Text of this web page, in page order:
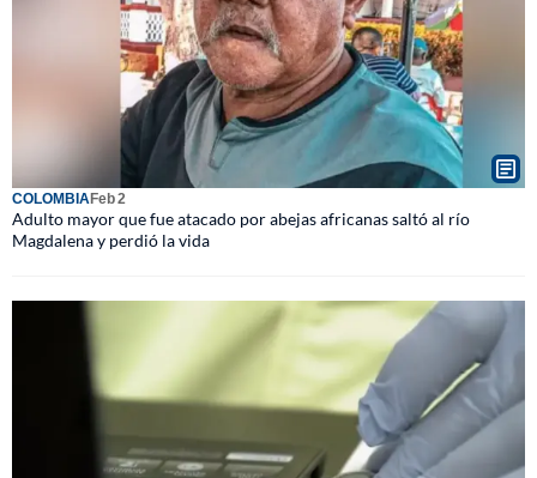
COLOMBIAFeb 2
Adulto mayor que fue atacado por abejas africanas saltó al río
Magdalena y perdió la vida